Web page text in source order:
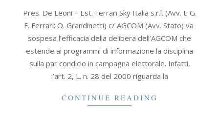
03-
12
Pres. De Leoni – Est. Ferrari Sky Italia s.r.l. (Avv. ti G.
F. Ferrari; O. Grandinetti) c/ AGCOM (Avv. Stato) va
sospesa l’efficacia della delibera dell’AGCOM che
estende ai programmi di informazione la disciplina
sulla par condicio in campagna elettorale. Infatti,
l’art. 2, L. n. 28 del 2000 riguarda la
CONTINUE READING